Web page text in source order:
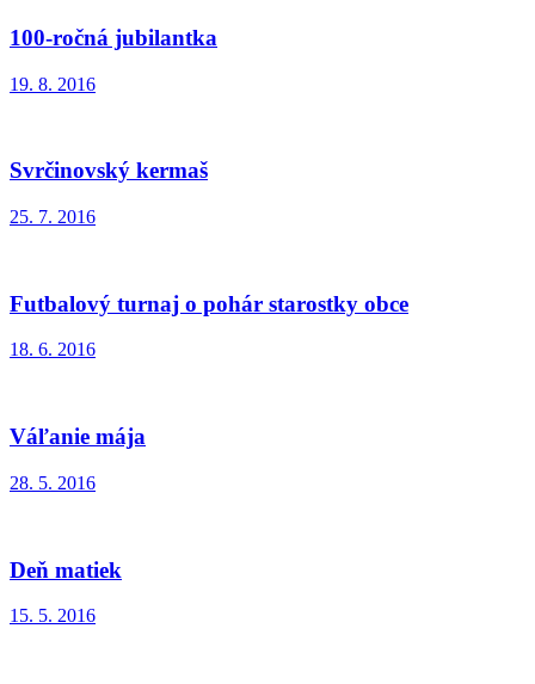
100-ročná jubilantka
19. 8. 2016
Svrčinovský kermaš
25. 7. 2016
Futbalový turnaj o pohár starostky obce
18. 6. 2016
Váľanie mája
28. 5. 2016
Deň matiek
15. 5. 2016